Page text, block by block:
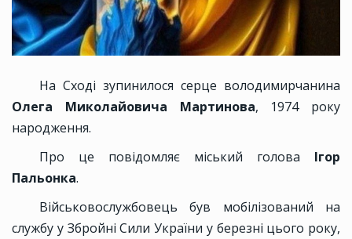
На Сході зупинилося серце володимирчанина
Олега Миколайовича Мартинова, 1974 року
народження.
Про це повідомляє міський голова Ігор
Пальонка.
Військовослужбовець був мобілізований на
службу у Збройні Сили України у березні цього року,